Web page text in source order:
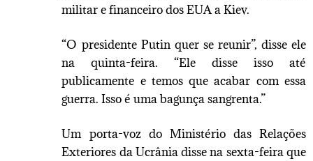
militar e financeiro dos EUA a Kiev.
“O presidente Putin quer se reunir”, disse ele
na quinta-feira. “Ele disse isso até
publicamente e temos que acabar com essa
guerra. Isso é uma bagunça sangrenta.”
Um porta-voz do Ministério das Relações
Exteriores da Ucrânia disse na sexta-feira que